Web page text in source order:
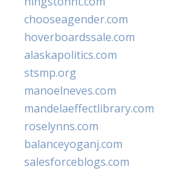
chooseagender.com
hoverboardssale.com
alaskapolitics.com
stsmp.org
manoelneves.com
mandelaeffectlibrary.com
roselynns.com
balanceyoganj.com
salesforceblogs.com